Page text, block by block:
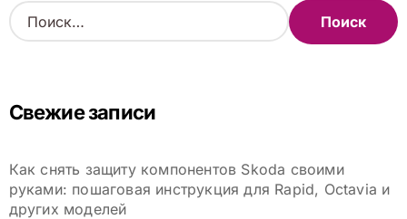
Н
а
:Свежие записи
Как снять защиту компонентов Skoda своими
руками: пошаговая инструкция для Rapid, Octavia и
других моделей